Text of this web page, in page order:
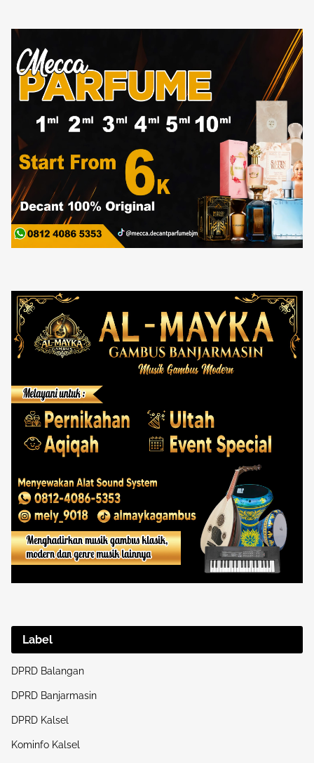
Label
DPRD Balangan
DPRD Banjarmasin
DPRD Kalsel
Kominfo Kalsel